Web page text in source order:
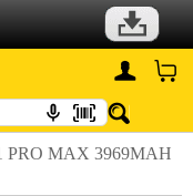
PRO MAX 3969MAH